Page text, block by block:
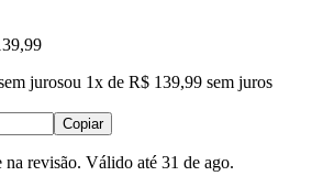
,99
jurosou 1x de R$ 139,99 sem juros
Copiar
na revisão. Válido até 31 de ago.